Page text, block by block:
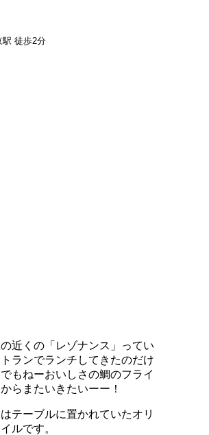
駅 徒歩2分
近くの「レゾナンス」ってい
ランでランチしてきたのだけ
もねーおいしさの鯛のフライ
らまたいきたいーー！
テーブルに置かれていたオリ
ルです。